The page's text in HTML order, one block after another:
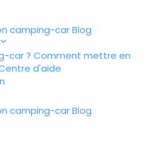
camping-carBlog
car ? Comment mettre en
d'aide
camping-carBlog